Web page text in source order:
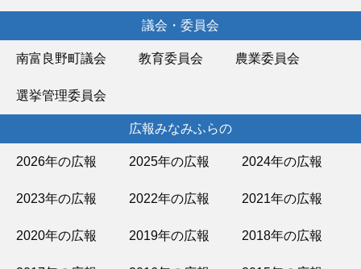
議会・委員会
南富良野町議会 教育委員会 農業委員会
選挙管理委員会
広報みなみふらの
2026年の広報 2025年の広報 2024年の広報
2023年の広報 2022年の広報 2021年の広報
2020年の広報 2019年の広報 2018年の広報